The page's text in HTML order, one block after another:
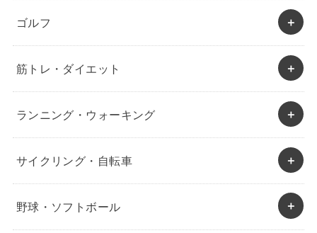
ゴルフ
筋トレ・ダイエット
ランニング・ウォーキング
サイクリング・自転車
野球・ソフトボール